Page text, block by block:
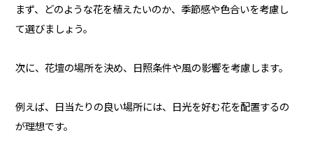
まず、どのような花を植えたいのか、季節感や色合いを考慮し
て選びましょう。
次に、花壇の場所を決め、日照条件や風の影響を考慮します。
例えば、日当たりの良い場所には、日光を好む花を配置するの
が理想です。